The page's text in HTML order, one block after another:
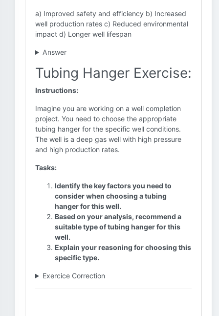
a) Improved safety and efficiency b) Increased
well production rates c) Reduced environmental
impact d) Longer well lifespan
Answer
Tubing Hanger Exercise:
Instructions:
Imagine you are working on a well completion
project. You need to choose the appropriate
tubing hanger for the specific well conditions.
The well is a deep gas well with high pressure
and high production rates.
Tasks:
Identify the key factors you need to
consider when choosing a tubing
hanger for this well.
Based on your analysis, recommend a
suitable type of tubing hanger for this
well.
Explain your reasoning for choosing this
specific type.
Exercice Correction